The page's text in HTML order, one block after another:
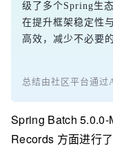
级了多个Spring生
在提升框架稳定性
高效，减少不必要
总结由社区平台通过
Spring Batch 5.0.0-
Records 方面进行